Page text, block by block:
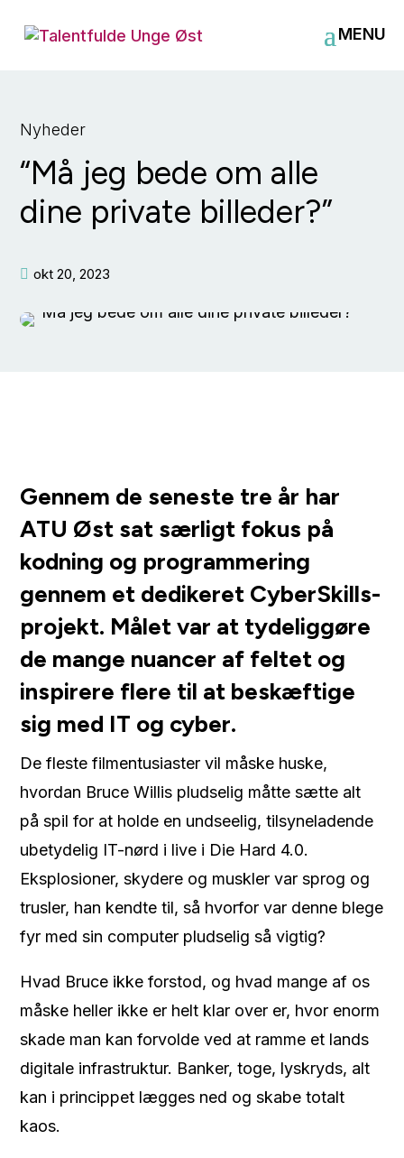
Nyheder
“Må jeg bede om alle
dine private billeder?”
 okt 20, 2023
Gennem de seneste tre år har
ATU Øst sat særligt fokus på
kodning og programmering
gennem et dedikeret CyberSkills-
projekt. Målet var at tydeliggøre
de mange nuancer af feltet og
inspirere flere til at beskæftige
sig med IT og cyber.
De fleste filmentusiaster vil måske huske,
hvordan Bruce Willis pludselig måtte sætte alt
på spil for at holde en undseelig, tilsyneladende
ubetydelig IT-nørd i live i Die Hard 4.0.
Eksplosioner, skydere og muskler var sprog og
trusler, han kendte til, så hvorfor var denne blege
fyr med sin computer pludselig så vigtig?
Hvad Bruce ikke forstod, og hvad mange af os
måske heller ikke er helt klar over er, hvor enorm
skade man kan forvolde ved at ramme et lands
digitale infrastruktur. Banker, toge, lyskryds, alt
kan i princippet lægges ned og skabe totalt
kaos.